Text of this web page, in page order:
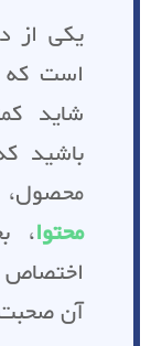
یکی از
است
شاید
باشید
محتوا،
اختصاص
آن